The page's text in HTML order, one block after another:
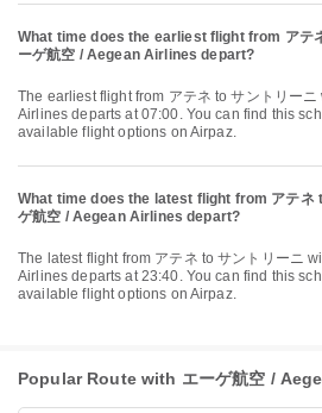
What time does the earliest flight from アテ
ーゲ航空 / Aegean Airlines depart?
The earliest flight from アテネ to サントリーニ with エーゲ航空 / Aegean
Airlines departs at 07:00. You can find this
available flight options on Airpaz.
What time does the latest flight from アテネ
ゲ航空 / Aegean Airlines depart?
The latest flight from アテネ to サントリーニ with エーゲ航空 / Aegean
Airlines departs at 23:40. You can find this
available flight options on Airpaz.
Popular Route with エーゲ航空 /